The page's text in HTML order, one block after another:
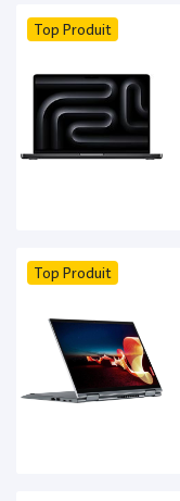
Top Produit
Top Produit